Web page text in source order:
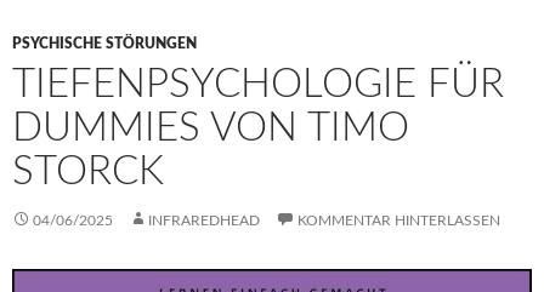
PSYCHISCHE STÖRUNGEN
TIEFENPSYCHOLOGIE FÜR
DUMMIES VON TIMO
STORCK
04/06/2025 INFRAREDHEAD KOMMENTAR HINTERLASSEN